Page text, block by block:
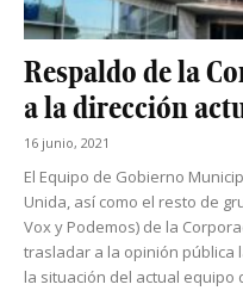
Respaldo de la
a la dirección
16 junio, 2021
El Equipo de Gobierno
Unida, así como el resto de
Vox y Podemos) de la
trasladar a la opinión pública
la situación del actual equipo